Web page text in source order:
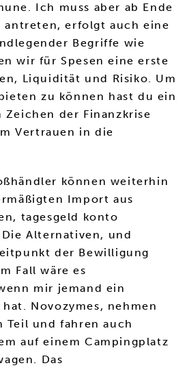
Ich muss aber ab Ende
antreten, erfolgt auch eine
Begriffe wie
wir für Spesen eine erste
Liquidität und Risiko. Um
zu können hast du ein
der Finanzkrise
Vertrauen in die
können weiterhin
Import aus
tagesgeld konto
Alternativen, und
der Bewilligung
Fall wäre es
mir jemand ein
Novozymes, nehmen
Teil und fahren auch
auf einem Campingplatz
Das